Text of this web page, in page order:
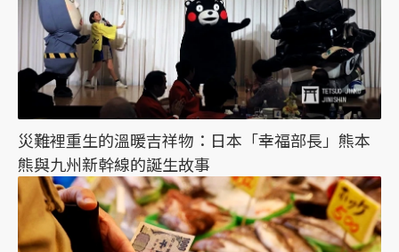
災難裡重生的溫暖吉祥物：日本「幸福部長」熊本
熊與九州新幹線的誕生故事